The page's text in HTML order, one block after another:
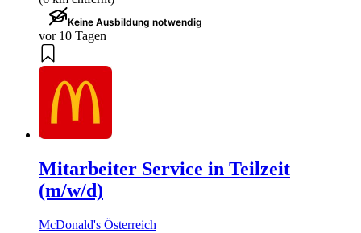
Keine Ausbildung notwendig
vor 10 Tagen
Mitarbeiter Service in Teilzeit
(m/w/d)
McDonald's Österreich